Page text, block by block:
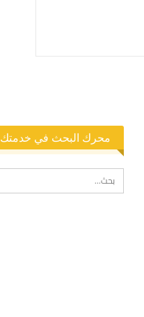
محرك البحث في خدمتك